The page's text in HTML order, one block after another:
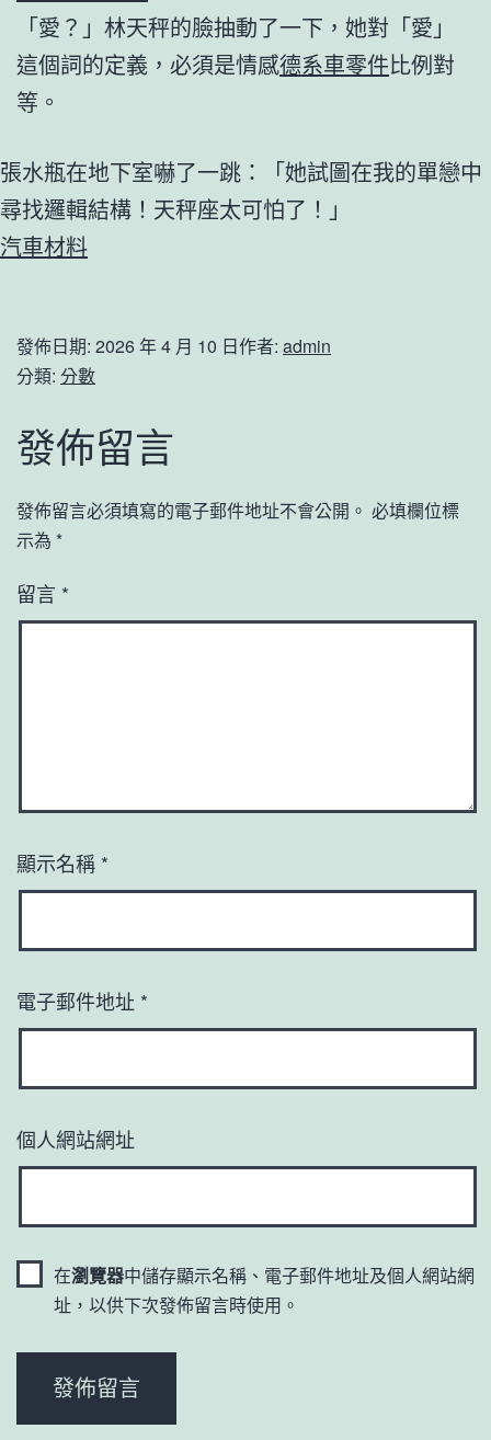
「愛？」林天秤的臉抽動了一下，她對「愛」
這個詞的定義，必須是情感德系車零件比例對
等。
張水瓶在地下室嚇了一跳：「她試圖在我的單戀中
尋找邏輯結構！天秤座太可怕了！」
汽車材料
發佈日期: 2026 年 4 月 10 日作者: admin
分類: 分數
發佈留言
發佈留言必須填寫的電子郵件地址不會公開。 必填欄位標
示為 *
留言 *
顯示名稱 *
電子郵件地址 *
個人網站網址
在瀏覽器中儲存顯示名稱、電子郵件地址及個人網站網
址，以供下次發佈留言時使用。